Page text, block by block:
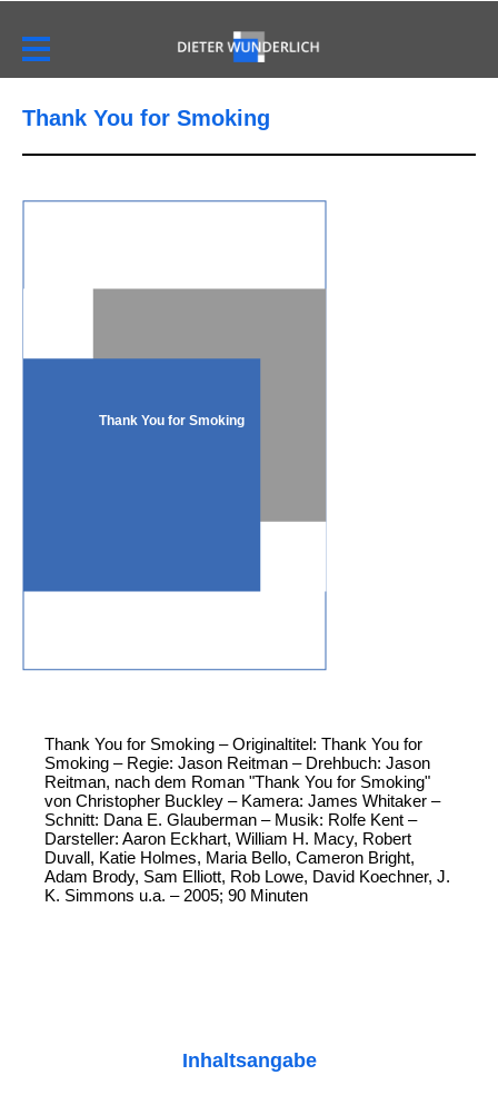
Thank You for Smoking
Thank You for Smoking
Thank You for Smoking – Originaltitel: Thank You for
Smoking – Regie: Jason Reitman – Drehbuch: Jason
Reitman, nach dem Roman "Thank You for Smoking"
von Christopher Buckley – Kamera: James Whitaker –
Schnitt: Dana E. Glauberman – Musik: Rolfe Kent –
Darsteller: Aaron Eckhart, William H. Macy, Robert
Duvall, Katie Holmes, Maria Bello, Cameron Bright,
Adam Brody, Sam Elliott, Rob Lowe, David Koechner, J.
K. Simmons u.a. – 2005; 90 Minuten
Inhaltsangabe